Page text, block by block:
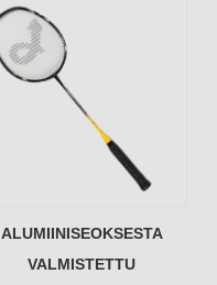
ALUMIINISEOKSESTA
VALMISTETTU